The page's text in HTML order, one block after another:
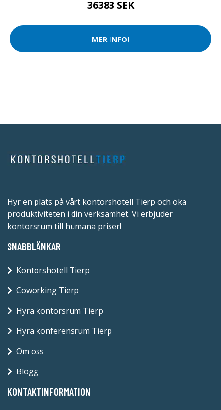
36383 SEK
MER INFO!
Hyr en plats på vårt kontorshotell Tierp och öka
produktiviteten i din verksamhet. Vi erbjuder
kontorsrum till humana priser!
SNABBLÄNKAR
Kontorshotell Tierp
Coworking Tierp
Hyra kontorsrum Tierp
Hyra konferensrum Tierp
Om oss
Blogg
KONTAKTINFORMATION